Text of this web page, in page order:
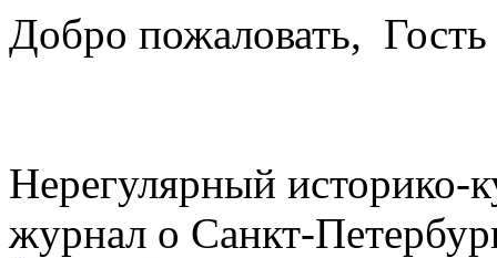
Добро пожаловать, Гость
Нерегулярный историко-
журнал о Санкт-